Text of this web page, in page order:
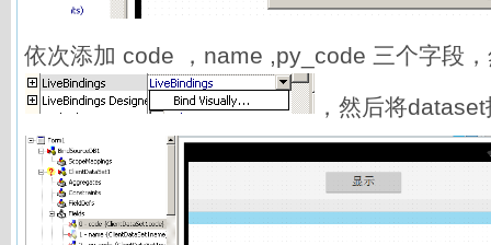
依次添加 code ，name ,py_code 三个字段
，然后将